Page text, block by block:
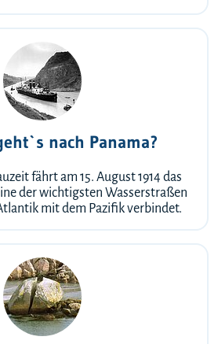
nach Panama?
fährt am 15. August 1914 das
der wichtigsten Wasserstraßen
mit dem Pazifik verbindet.